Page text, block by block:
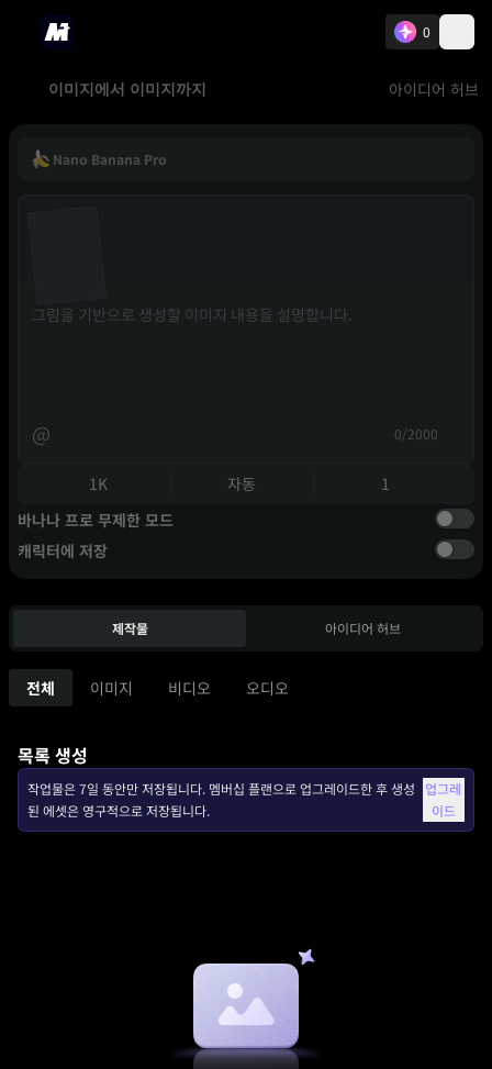
0
이미지에서 이미지까지 아이디어 허브
Nano Banana Pro
@ 0/2000
1K 자동
1
바나나 프로 무제한 모드
캐릭터에 저장
제작물 아이디어 허브
전체 이미지 비디오 오디오
목록 생성
작업물은 7일 동안만 저장됩니다. 멤버십 플랜으로 업그레이드한 후 생성
된 에셋은 영구적으로 저장됩니다.
업그레
이드